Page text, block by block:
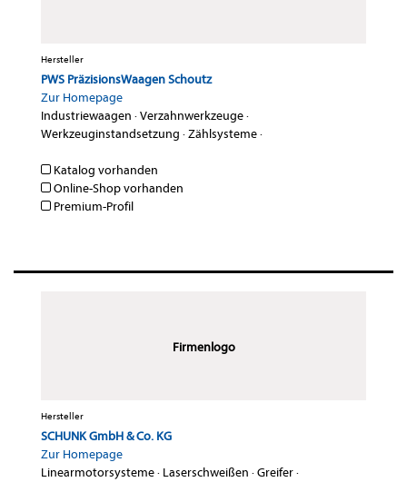
Hersteller
PWS PräzisionsWaagen Schoutz
Zur Homepage
Industriewaagen ·Verzahnwerkzeuge·
Werkzeuginstandsetzung ·Zählsysteme·
Katalog vorhanden
Online-Shop vorhanden
Premium-Profil
Firmenlogo
Hersteller
SCHUNK GmbH & Co. KG
Zur Homepage
Linearmotorsysteme· Laserschweißen ·Greifer·